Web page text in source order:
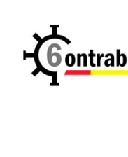
contenido